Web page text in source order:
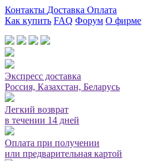
Контакты Доставка Оплата
Как купить FAQ Форум О фирме
Экспресс доставка
Россия, Казахстан, Беларусь
Легкий возврат
в течении 14 дней
Оплата при получении
или предварительная картой